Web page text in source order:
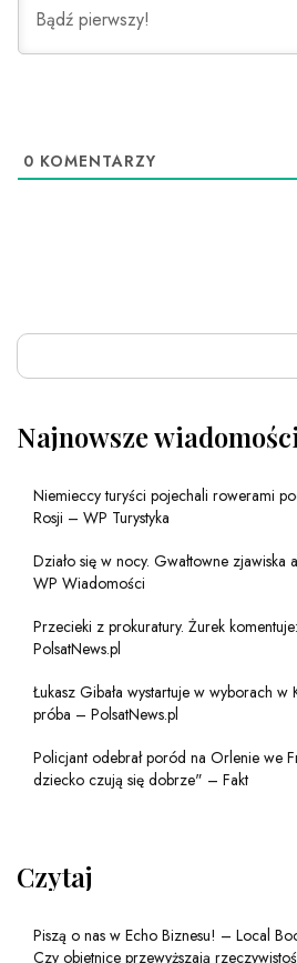
0 KOMENTARZY
Najnowsze
Niemieccy turyści pojechali rowerami
Rosji – WP Turystyka
Działo się w nocy. Gwałtowne zjawiska
WP Wiadomości
Przecieki z prokuratury. Żurek
PolsatNews.pl
Łukasz Gibała wystartuje w wyborach
próba – PolsatNews.pl
Policjant odebrał poród na Orlenie we
dziecko czują się dobrze" – Fakt
Czytaj
Piszą o nas w Echo Biznesu! – Local
Czy obietnice przewyższają